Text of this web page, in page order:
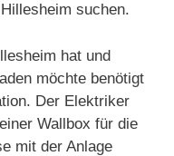
suchen.
hat und
möchte benötigt
Der Elektriker
Wallbox für die
mit der Anlage